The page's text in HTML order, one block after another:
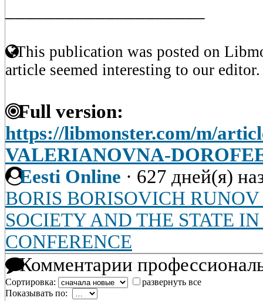
This publication was posted on
article seemed interesting to our editor.
Full version:
https://libmonster.com/m/
VALERIANOVNA-
Eesti Online · 627 дней(я)
BORIS BORISOVICH
SOCIETY AND THE STATE
CONFERENCE
Комментарии
Сортировка:
развернуть все
Показывать по: